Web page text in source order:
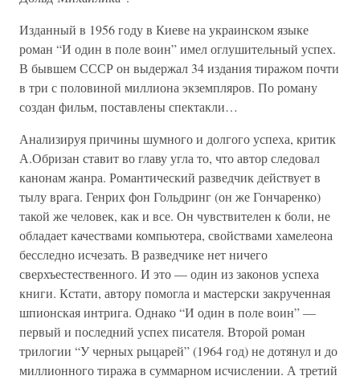
Изданный в 1956 году в Киеве на украинском языке
роман “И один в поле воин” имел оглушительный успех.
В бывшем СССР он выдержал 34 издания тиражом почти
в три с половиной миллиона экземпляров. По роману
создан фильм, поставлены спектакли…
Анализируя причины шумного и долгого успеха, критик
А.Обризан ставит во главу угла то, что автор следовал
канонам жанра. Романтический разведчик действует в
тылу врага. Генрих фон Гольдринг (он же Гончаренко)
такой же человек, как и все. Он чувствителен к боли, не
обладает качествами компьютера, свойствами хамелеона
бесследно исчезать. В разведчике нет ничего
сверхъестественного. И это — один из законов успеха
книги. Кстати, автору помогла и мастерски закрученная
шпионская интрига. Однако “И один в поле воин” —
первый и последний успех писателя. Второй роман
трилогии “У черных рыцарей” (1964 год) не дотянул и до
миллионного тиража в суммарном исчислении. А третий